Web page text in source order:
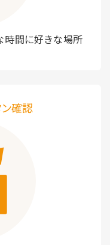
時間に好きな場所
確認